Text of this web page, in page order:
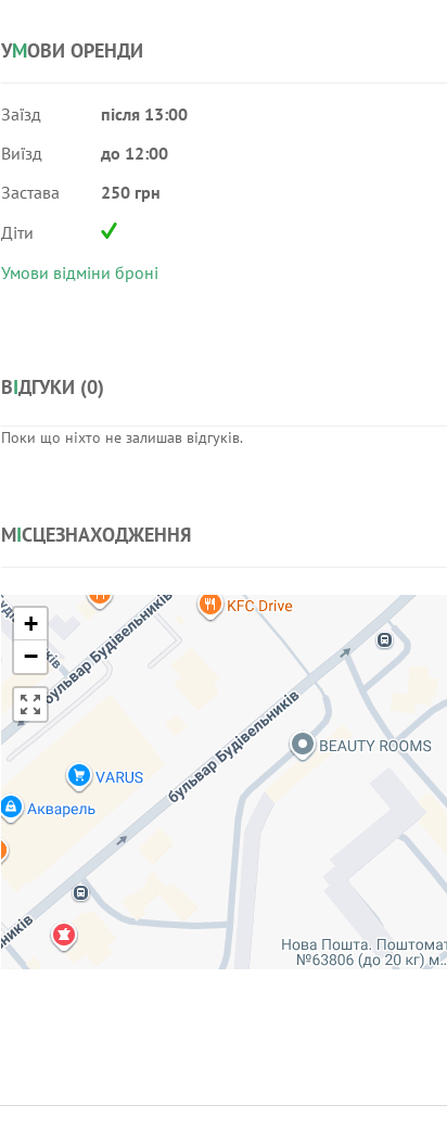
УМОВИ ОРЕНДИ
Заїзд
після 13:00
Виїзд
до 12:00
Застава
250 грн
Діти
Умови відміни броні
ВІДГУКИ (0)
Поки що ніхто не залишав відгуків.
МІСЦЕЗНАХОДЖЕННЯ
+
−